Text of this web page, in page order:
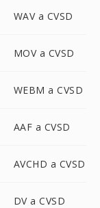
WAV a CVSD
MOV a CVSD
WEBM a CVSD
AAF a CVSD
AVCHD a CVSD
DV a CVSD